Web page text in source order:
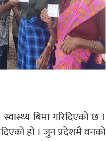
बिमा गरिदिएको छ ।
हो । जुन प्रदेशमै वनको